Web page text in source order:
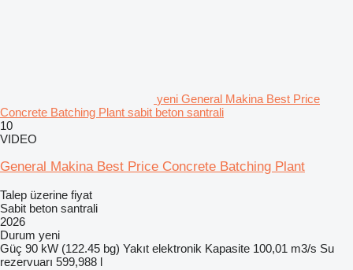
yeni General Makina Best Price
Concrete Batching Plant sabit beton santrali
10
VIDEO
General Makina Best Price Concrete Batching Plant
Talep üzerine fiyat
Sabit beton santrali
2026
Durum yeni
Güç 90 kW (122.45 bg) Yakıt elektronik Kapasite 100,01 m3/s Su
rezervuarı 599,988 l